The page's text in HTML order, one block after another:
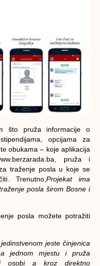
što pruža informacije o
opcijama za
obukama – koje aplikacija
pruža i
traženje posla u koje se
Trenutno, Projekat ima
posla širom Bosne i
posla možete potražiti
jeste činjenica
jednom mjestu i pruža
osobi a kroz direktno